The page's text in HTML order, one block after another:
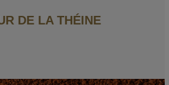
DE LA THÉINE